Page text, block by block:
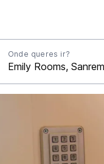
Onde queres ir?